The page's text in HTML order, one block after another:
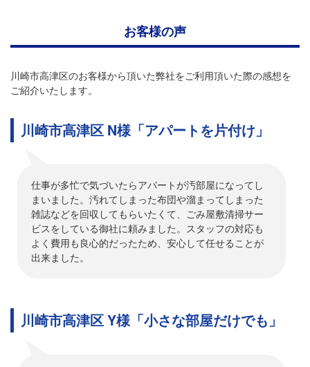
お客様の声
川崎市高津区のお客様から頂いた弊社をご利用頂いた際の感想を
ご紹介いたします。
川崎市高津区 N様「アパートを片付け」
仕事が多忙で気づいたらアパートが汚部屋になってし
まいました。汚れてしまった布団や溜まってしまった
雑誌などを回収してもらいたくて、ごみ屋敷清掃サー
ビスをしている御社に頼みました。スタッフの対応も
よく費用も良心的だったため、安心して任せることが
出来ました。
川崎市高津区 Y様「小さな部屋だけでも」